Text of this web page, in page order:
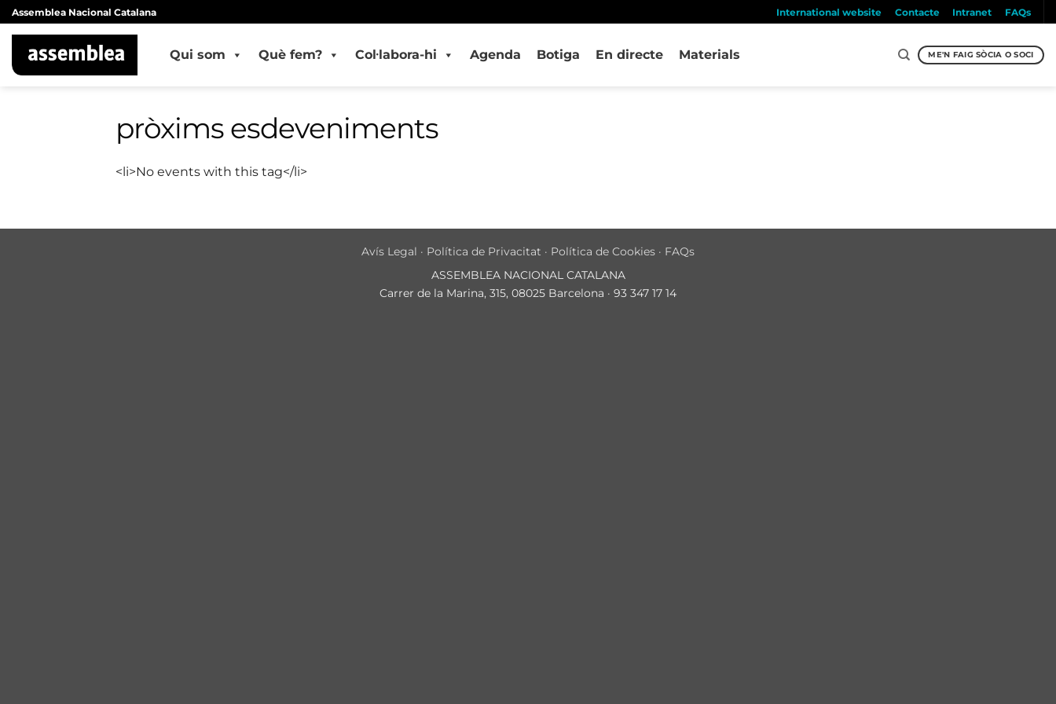
Skip
to
content
Assemblea Nacional Catalana International website Contacte Intranet FAQs
Qui som Què fem? Col·labora-hi Agenda Botiga En directe Materials ME'N FAIG SÒCIA O SOCI
pròxims esdeveniments
<li>No events with this tag</li>
Avís Legal · Política de Privacitat · Política de Cookies · FAQs
ASSEMBLEA NACIONAL CATALANA
Carrer de la Marina, 315, 08025 Barcelona · 93 347 17 14